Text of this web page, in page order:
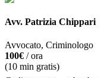
Avv. Patrizia Chippari
Avvocato, Criminologo
100€ / ora
(10 min gratis)